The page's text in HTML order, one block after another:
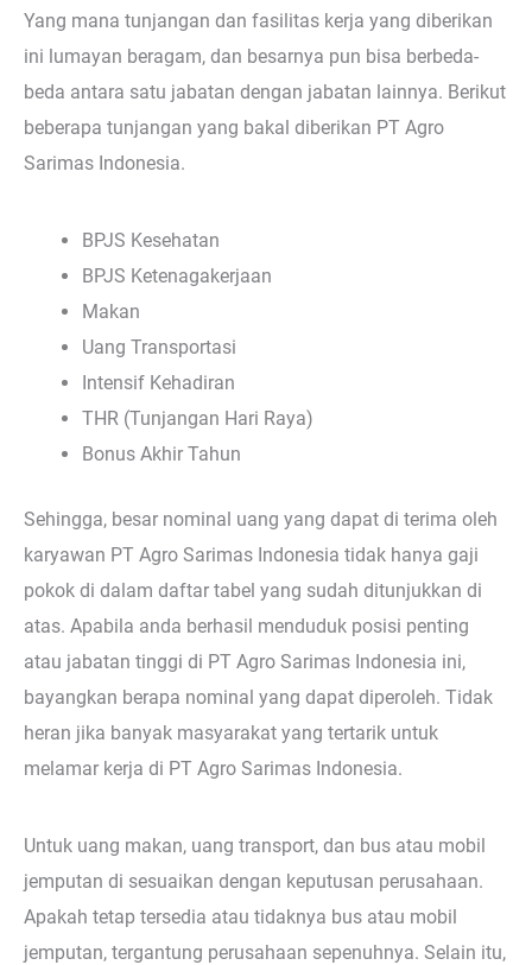
Yang mana tunjangan dan fasilitas kerja yang diberikan
ini lumayan beragam, dan besarnya pun bisa berbeda-
beda antara satu jabatan dengan jabatan lainnya. Berikut
beberapa tunjangan yang bakal diberikan PT Agro
Sarimas Indonesia.
BPJS Kesehatan
BPJS Ketenagakerjaan
Makan
Uang Transportasi
Intensif Kehadiran
THR (Tunjangan Hari Raya)
Bonus Akhir Tahun
Sehingga, besar nominal uang yang dapat di terima oleh
karyawan PT Agro Sarimas Indonesia tidak hanya gaji
pokok di dalam daftar tabel yang sudah ditunjukkan di
atas. Apabila anda berhasil menduduk posisi penting
atau jabatan tinggi di PT Agro Sarimas Indonesia ini,
bayangkan berapa nominal yang dapat diperoleh. Tidak
heran jika banyak masyarakat yang tertarik untuk
melamar kerja di PT Agro Sarimas Indonesia.
Untuk uang makan, uang transport, dan bus atau mobil
jemputan di sesuaikan dengan keputusan perusahaan.
Apakah tetap tersedia atau tidaknya bus atau mobil
jemputan, tergantung perusahaan sepenuhnya. Selain itu,